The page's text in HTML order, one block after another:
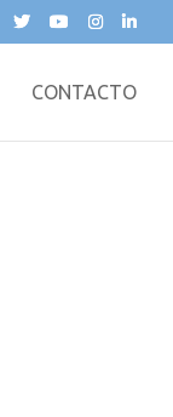
CONTACTO